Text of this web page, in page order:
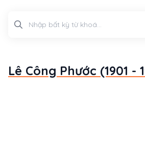
Lê Công Phước (1901 -